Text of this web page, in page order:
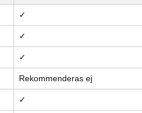
✓
✓
✓
Rekommenderas ej
✓